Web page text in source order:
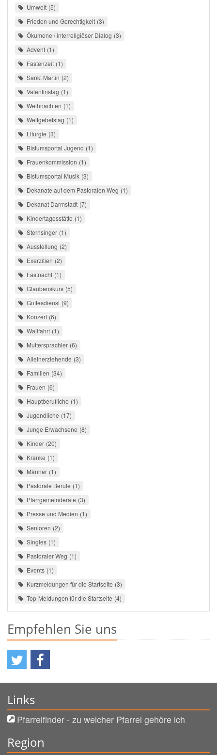
Umwelt 5
Frieden und Gerechtigkeit 3
Ökumene / interreligiöser Dialog 3
Advent 1
Fastenzeit 1
Sankt Martin 2
Valentinstag 1
Weihnachten 1
Weltgebetstag 1
Liturgie 3
Bistumsportal Jugend 1
Frauenkommission 1
Bistumsportal Musik 3
Dekanate auf dem Pastoralen Weg 1
Dekanat Darmstadt 7
Kindertagesstätte 1
Sternsinger 1
Ausstellung 2
Exerzitien 2
Fastnacht 1
Glaubenskurs 5
Gottesdienst 9
Konzert 6
Wallfahrt 1
Muttersprachler 6
Alleinerziehende 3
Familien 34
Frauen 6
Hauptberufliche 1
Jugendliche 17
Junge Erwachsene 8
Kinder 20
Kranke 1
Männer 1
Pastorale Berufe 1
Pfarrgemeinderäte 3
Presse und Medien 1
Senioren 2
Singles 1
Pastoraler Weg 1
Events 1
Kurzmeldungen für die Startseite 3
Top-Meldungen für die Startseite 4
Empfehlen Sie uns
Links
Pfarreifinder - zu welcher Pfarrei gehöre ich
Region